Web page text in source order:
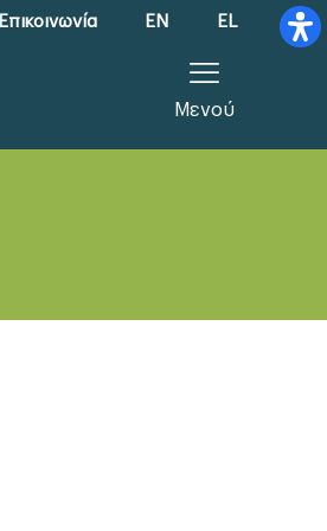
Επικοινωνία EN EL
Μενού